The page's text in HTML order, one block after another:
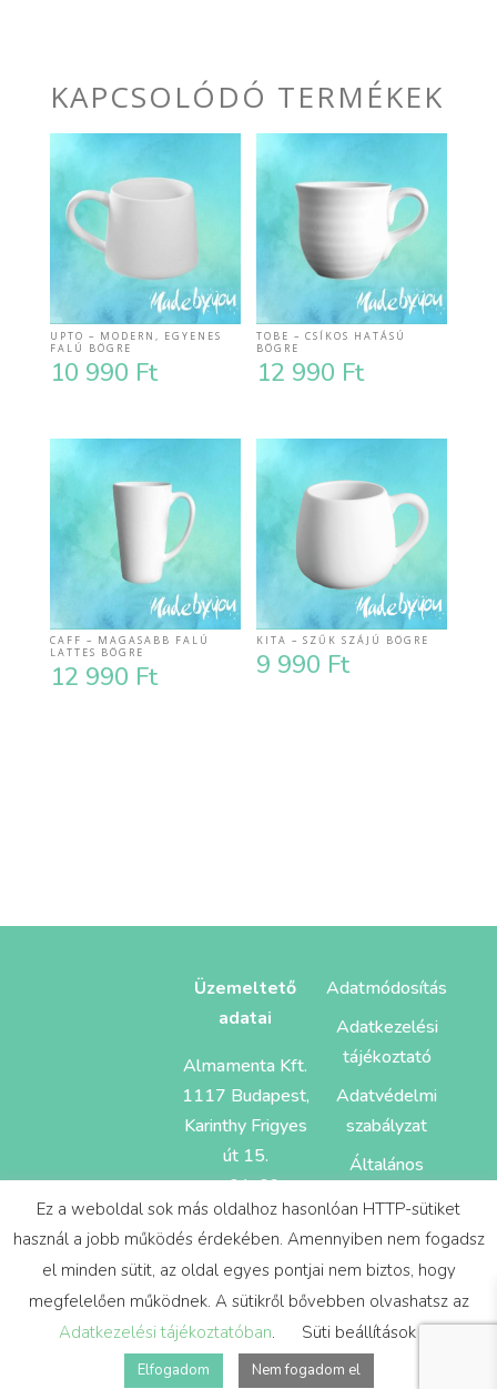
KAPCSOLÓDÓ TERMÉKEK
UPTO – MODERN, EGYENES
FALÚ BÖGRE
10 990 Ft
TOBE – CSÍKOS HATÁSÚ
BÖGRE
12 990 Ft
CAFF – MAGASABB FALÚ
LATTES BÖGRE
12 990 Ft
KITA – SZŰK SZÁJÚ BÖGRE
9 990 Ft
Üzemeltető
adatai
Almamenta Kft.
1117 Budapest,
Karinthy Frigyes
út 15.
cg: 01-09-
884055
Adatmódosítás
Adatkezelési
tájékoztató
Adatvédelmi
szabályzat
Általános
Design és sitebuild: Mira Webdesign Studio
Ez a weboldal sok más oldalhoz hasonlóan HTTP-sütiket
használ a jobb működés érdekében. Amennyiben nem fogadsz
el minden sütit, az oldal egyes pontjai nem biztos, hogy
megfelelően működnek. A sütikről bővebben olvashatsz az
Adatkezelési tájékoztatóban. Süti beállítások
Elfogadom Nem fogadom el